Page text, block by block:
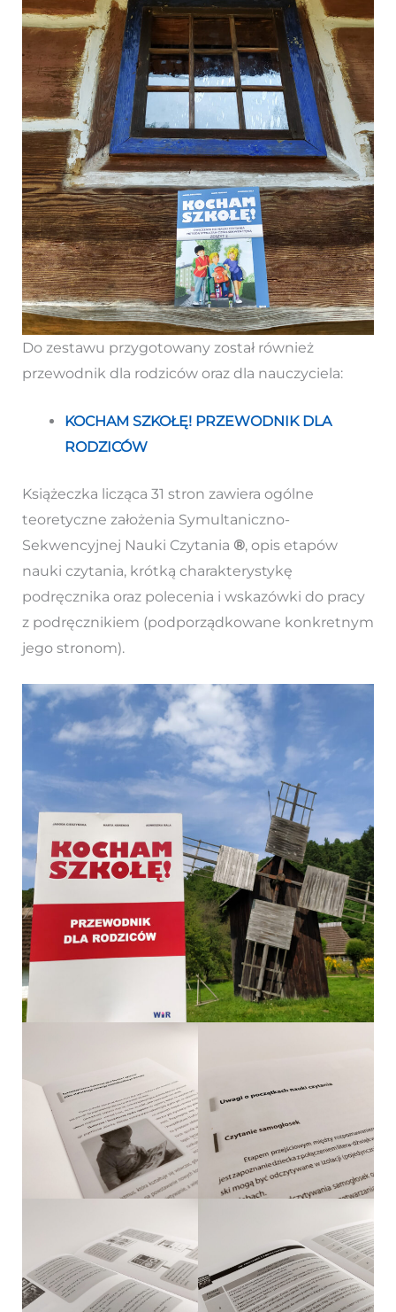
Do zestawu przygotowany został również
przewodnik dla rodziców oraz dla nauczyciela:
KOCHAM SZKOŁĘ! PRZEWODNIK DLA
RODZICÓW
Książeczka licząca 31 stron zawiera ogólne
teoretyczne założenia Symultaniczno-
Sekwencyjnej Nauki Czytania ®, opis etapów
nauki czytania, krótką charakterystykę
podręcznika oraz polecenia i wskazówki do pracy
z podręcznikiem (podporządkowane konkretnym
jego stronom).